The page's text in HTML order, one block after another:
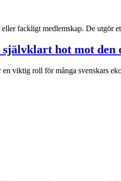
fackligt medlemskap. De utgör
hot mot den
viktig roll för många svenskars